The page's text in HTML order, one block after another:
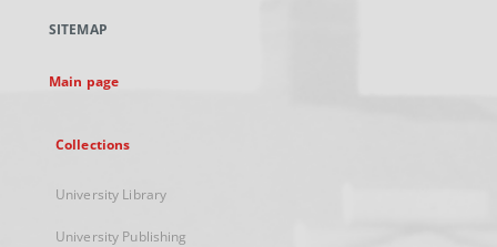
new
SITEMAP
Main page
Collections
University Library
University Publishing